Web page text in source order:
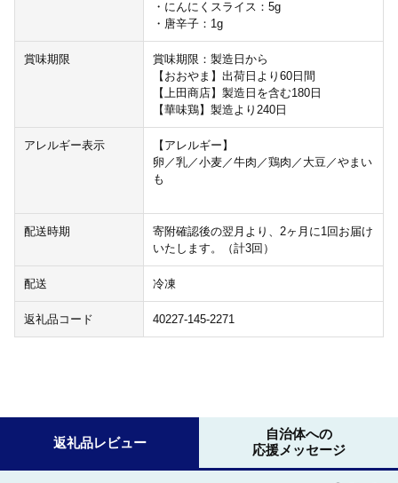
・にんにくスライス：5g
・唐辛子：1g
賞味期限
賞味期限：製造日から
【おおやま】出荷日より60日間
【上田商店】製造日を含む180日
【華味鶏】製造より240日
アレルギー表示
【アレルギー】
卵／乳／小麦／牛肉／鶏肉／大豆／やまい
も
配送時期
寄附確認後の翌月より、2ヶ月に1回お届け
いたします。（計3回）
配送 冷凍
返礼品コード 40227-145-2271
返礼品レビュー
自治体への
応援メッセージ